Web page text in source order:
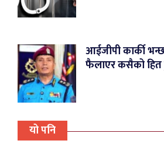
आईजीपी कार्की
फैलाएर कसैको
यो पनि